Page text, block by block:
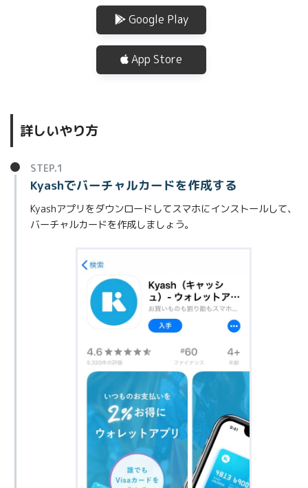
Google Play
App Store
詳しいやり方
STEP.1
Kyashでバーチャルカードを作成する
Kyashアプリをダウンロードしてスマホにインストールして、
バーチャルカードを作成しましょう。